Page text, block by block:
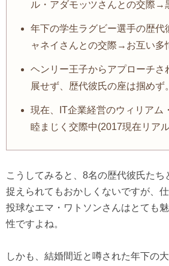
ル・アダモッツさんとの交際→
年下の学生ラグビー選手の歴代
ャネイさんとの交際→お互い多
ヘンリー王子からアプローチさ
展せず、歴代彼氏の座は掴めず。
現在、IT企業経営のウィリアム
睦まじく交際中(2017現在リア
こうしてみると、8名の歴代彼氏たち
捉えられてもおかしくないですが、
投球なエマ・ワトソンさんはとても
性ですよね。
しかも、結婚間近と噂された年下の